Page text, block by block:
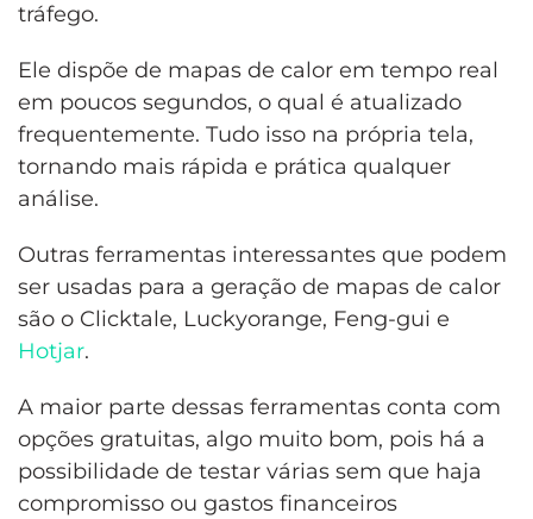
tráfego.
Ele dispõe de mapas de calor em tempo real
em poucos segundos, o qual é atualizado
frequentemente. Tudo isso na própria tela,
tornando mais rápida e prática qualquer
análise.
Outras ferramentas interessantes que podem
ser usadas para a geração de mapas de calor
são o Clicktale, Luckyorange, Feng-gui e
Hotjar.
A maior parte dessas ferramentas conta com
opções gratuitas, algo muito bom, pois há a
possibilidade de testar várias sem que haja
compromisso ou gastos financeiros